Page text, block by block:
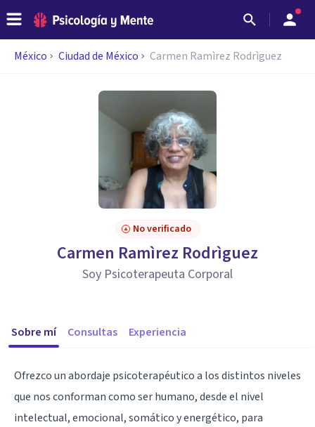
México Ciudad de México Carmen Ramìrez Rodrìguez
No verificado
Carmen Ramìrez Rodrìguez
Soy Psicoterapeuta Corporal
Sobre mí Consultas Experiencia
Ofrezco un abordaje psicoterapéutico a los distintos niveles
que nos conforman como ser humano, desde el nivel
intelectual, emocional, somático y energético, para